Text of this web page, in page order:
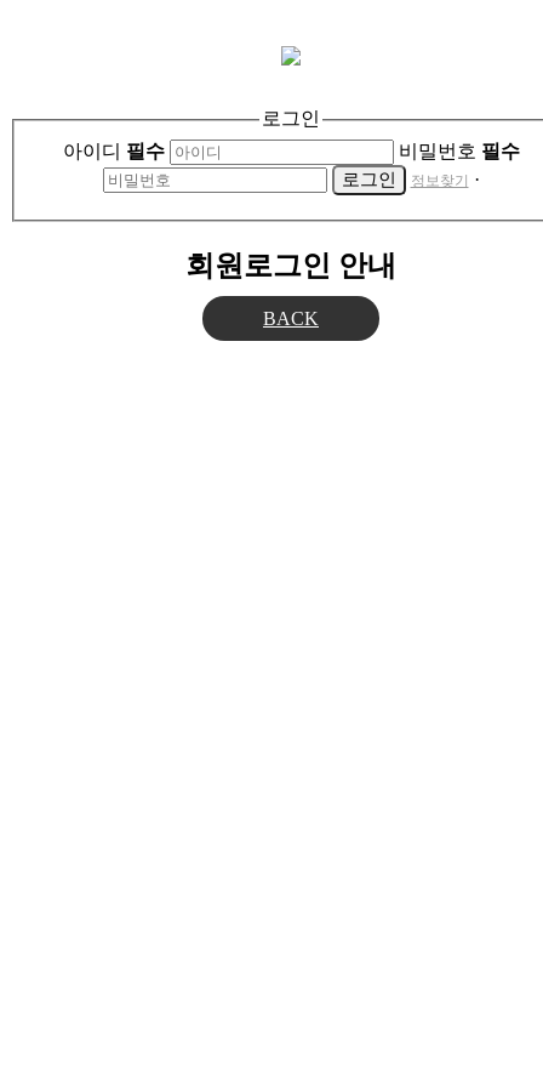
로그인
아이디 필수 비밀번호 필수
정보찾기 ·
회원로그인 안내
BACK